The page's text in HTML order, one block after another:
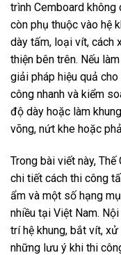
trình Cemboard không
còn phụ thuộc vào hệ
dày tấm, loại vít, cách
thiện bên trên. Nếu
giải pháp hiệu quả
công nhanh và kiểm
độ dày hoặc làm
võng, nứt khe hoặc
Trong bài viết này,
chi tiết cách thi công
ẩm và một số hạng
nhiều tại Việt Nam.
trí hệ khung, bắt vít,
những lưu ý khi thi